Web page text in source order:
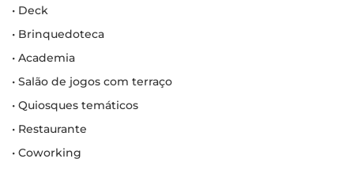
• Deck
• Brinquedoteca
• Academia
• Salão de jogos com terraço
• Quiosques temáticos
• Restaurante
• Coworking